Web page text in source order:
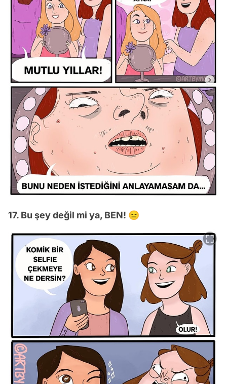
17. Bu şey değil mi ya, BEN! 😑